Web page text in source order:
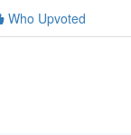
Who Upvoted